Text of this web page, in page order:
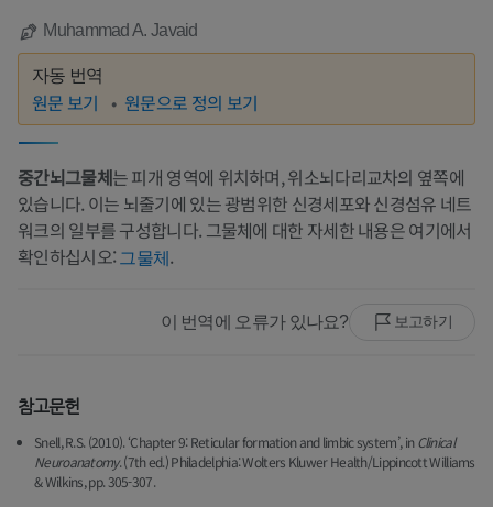
Muhammad A. Javaid
자동 번역
원문 보기 원문으로 정의 보기
중간뇌그물체는 피개 영역에 위치하며, 위소뇌다리교차의 옆쪽에
있습니다. 이는 뇌줄기에 있는 광범위한 신경세포와 신경섬유 네트
워크의 일부를 구성합니다. 그물체에 대한 자세한 내용은 여기에서
확인하십시오:그물체.
이 번역에 오류가 있나요? 보고하기
참고문헌
Snell, R.S. (2010). ‘Chapter 9: Reticular formation and limbic system’, inClinical
Neuroanatomy. (7th ed.) Philadelphia: Wolters Kluwer Health/Lippincott Williams
& Wilkins, pp. 305-307.